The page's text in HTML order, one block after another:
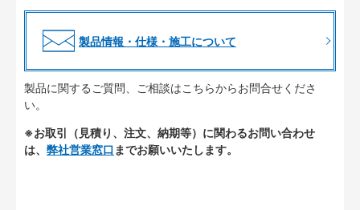
製品情報・仕様・施工について
製品に関するご質問、ご相談はこちらからお問合せくださ
い。
※お取引（見積り、注文、納期等）に関わるお問い合わせ
は、 弊社営業窓口 までお願いいたします。